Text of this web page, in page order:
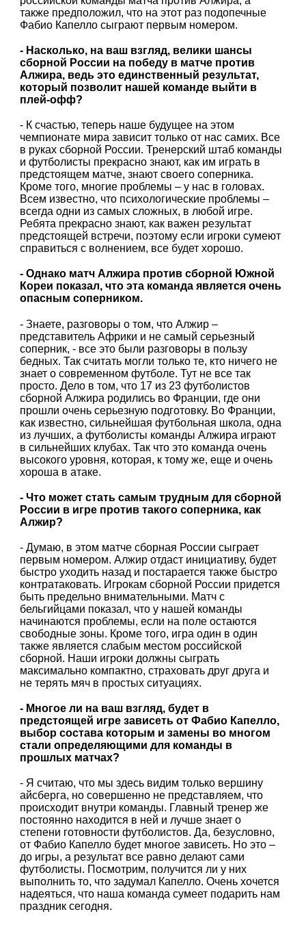
также предположил, что на этот раз подопечные
Фабио Капелло сыграют первым номером.
- Насколько, на ваш взгляд, велики шансы
сборной России на победу в матче против
Алжира, ведь это единственный результат,
который позволит нашей команде выйти в
плей-офф?
- К счастью, теперь наше будущее на этом
чемпионате мира зависит только от нас самих. Все
в руках сборной России. Тренерский штаб команды
и футболисты прекрасно знают, как им играть в
предстоящем матче, знают своего соперника.
Кроме того, многие проблемы – у нас в головах.
Всем известно, что психологические проблемы –
всегда одни из самых сложных, в любой игре.
Ребята прекрасно знают, как важен результат
предстоящей встречи, поэтому если игроки сумеют
справиться с волнением, все будет хорошо.
- Однако матч Алжира против сборной Южной
Кореи показал, что эта команда является очень
опасным соперником.
- Знаете, разговоры о том, что Алжир –
представитель Африки и не самый серьезный
соперник, - все это были разговоры в пользу
бедных. Так считать могли только те, кто ничего не
знает о современном футболе. Тут не все так
просто. Дело в том, что 17 из 23 футболистов
сборной Алжира родились во Франции, где они
прошли очень серьезную подготовку. Во Франции,
как известно, сильнейшая футбольная школа, одна
из лучших, а футболисты команды Алжира играют
в сильнейших клубах. Так что это команда очень
высокого уровня, которая, к тому же, еще и очень
хороша в атаке.
- Что может стать самым трудным для сборной
России в игре против такого соперника, как
Алжир?
- Думаю, в этом матче сборная России сыграет
первым номером. Алжир отдаст инициативу, будет
быстро уходить назад и постарается также быстро
контратаковать. Игрокам сборной России придется
быть предельно внимательными. Матч с
бельгийцами показал, что у нашей команды
начинаются проблемы, если на поле остаются
свободные зоны. Кроме того, игра один в один
также является слабым местом российской
сборной. Наши игроки должны сыграть
максимально компактно, страховать друг друга и
не терять мяч в простых ситуациях.
- Многое ли на ваш взгляд, будет в
предстоящей игре зависеть от Фабио Капелло,
выбор состава которым и замены во многом
стали определяющими для команды в
прошлых матчах?
- Я считаю, что мы здесь видим только вершину
айсберга, но совершенно не представляем, что
происходит внутри команды. Главный тренер же
постоянно находится в ней и лучше знает о
степени готовности футболистов. Да, безусловно,
от Фабио Капелло будет многое зависеть. Но это –
до игры, а результат все равно делают сами
футболисты. Посмотрим, получится ли у них
выполнить то, что задумал Капелло. Очень хочется
надеяться, что наша команда сумеет подарить нам
праздник сегодня.